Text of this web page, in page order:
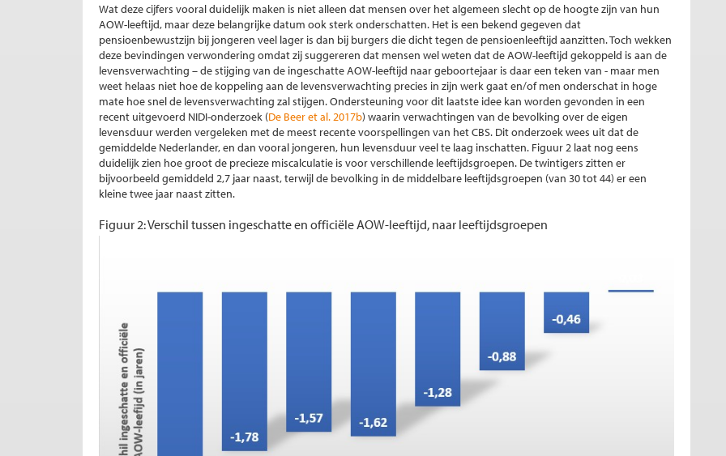
Wat deze cijfers vooral duidelijk maken is niet alleen dat mensen over het algemeen slecht op de hoogte zijn van hun
AOW-leeftijd, maar deze belangrijke datum ook sterk onderschatten. Het is een bekend gegeven dat
pensioenbewustzijn bij jongeren veel lager is dan bij burgers die dicht tegen de pensioenleeftijd aanzitten. Toch wekken
deze bevindingen verwondering omdat zij suggereren dat mensen wel weten dat de AOW-leeftijd gekoppeld is aan de
levensverwachting – de stijging van de ingeschatte AOW-leeftijd naar geboortejaar is daar een teken van - maar men
weet helaas niet hoe de koppeling aan de levensverwachting precies in zijn werk gaat en/of men onderschat in hoge
mate hoe snel de levensverwachting zal stijgen. Ondersteuning voor dit laatste idee kan worden gevonden in een
recent uitgevoerd NIDI-onderzoek (De Beer et al. 2017b) waarin verwachtingen van de bevolking over de eigen
levensduur werden vergeleken met de meest recente voorspellingen van het CBS. Dit onderzoek wees uit dat de
gemiddelde Nederlander, en dan vooral jongeren, hun levensduur veel te laag inschatten. Figuur 2 laat nog eens
duidelijk zien hoe groot de precieze miscalculatie is voor verschillende leeftijdsgroepen. De twintigers zitten er
bijvoorbeeld gemiddeld 2,7 jaar naast, terwijl de bevolking in de middelbare leeftijdsgroepen (van 30 tot 44) er een
kleine twee jaar naast zitten.
Figuur 2: Verschil tussen ingeschatte en officiële AOW-leeftijd, naar leeftijdsgroepen